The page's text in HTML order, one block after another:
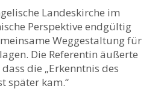
Landeskirche im
Perspektive endgültig
Weggestaltung für
Die Referentin äußerte
die „Erkenntnis des
später kam.“